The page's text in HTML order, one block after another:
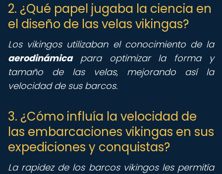
2. ¿Qué papel jugaba la ciencia en
el diseño de las velas vikingas?
Los vikingos utilizaban el conocimiento de la
aerodinámicapara optimizar la forma y
tamaño de las velas, mejorando así la
velocidad de sus barcos.
3. ¿Cómo influía la velocidad de
las embarcaciones vikingas en sus
expediciones y conquistas?
La rapidez de los barcos vikingos les permitía